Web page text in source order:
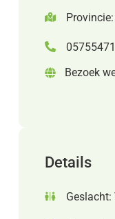
Bezoek
Details
Geslacht: